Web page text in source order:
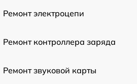
Ремонт электроцепи
Ремонт контроллера заряда
Ремонт звуковой карты